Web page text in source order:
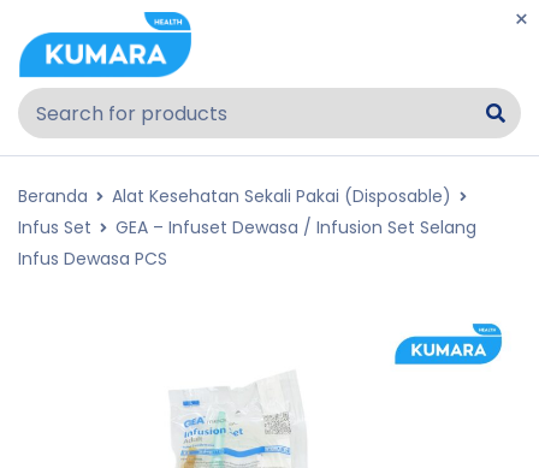
Beranda
Alat Kesehatan Sekali Pakai (Disposable)
Infus Set
GEA – Infuset Dewasa / Infusion Set Selang
Infus Dewasa PCS